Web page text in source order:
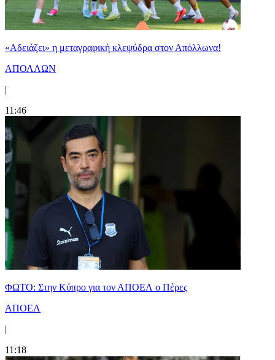
«Αδειάζει» η μεταγραφική κλεψύδρα στον Απόλλωνα!
ΑΠΟΛΛΩΝ
|
11:46
ΦΩΤΟ: Στην Κύπρο για τον ΑΠΟΕΛ ο Πέρες
ΑΠΟΕΛ
|
11:18